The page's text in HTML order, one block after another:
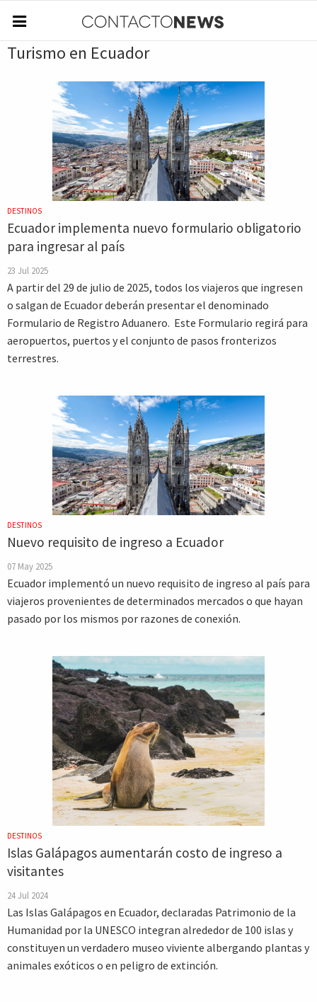
Turismo en Ecuador
DESTINOS
Ecuador implementa nuevo formulario obligatorio
para ingresar al país
23 Jul 2025
A partir del 29 de julio de 2025, todos los viajeros que ingresen
o salgan de Ecuador deberán presentar el denominado
Formulario de Registro Aduanero. Este Formulario regirá para
aeropuertos, puertos y el conjunto de pasos fronterizos
terrestres.
DESTINOS
Nuevo requisito de ingreso a Ecuador
07 May 2025
Ecuador implementó un nuevo requisito de ingreso al país para
viajeros provenientes de determinados mercados o que hayan
pasado por los mismos por razones de conexión.
DESTINOS
Islas Galápagos aumentarán costo de ingreso a
visitantes
24 Jul 2024
Las Islas Galápagos en Ecuador, declaradas Patrimonio de la
Humanidad por la UNESCO integran alrededor de 100 islas y
constituyen un verdadero museo viviente albergando plantas y
animales exóticos o en peligro de extinción.